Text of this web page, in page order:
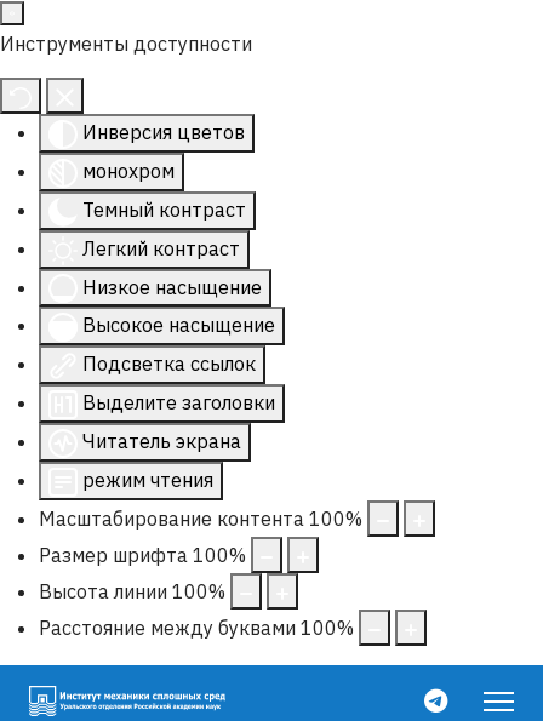
Инструменты доступности
Инверсия цветов
монохром
Темный контраст
Легкий контраст
Низкое насыщение
Высокое насыщение
Подсветка ссылок
Выделите заголовки
Читатель экрана
режим чтения
Масштабирование контента 100%
Размер шрифта 100%
Высота линии 100%
Расстояние между буквами 100%